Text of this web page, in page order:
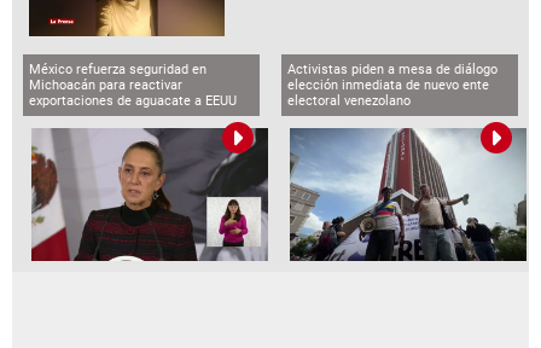
México refuerza seguridad en
Michoacán para reactivar
exportaciones de aguacate a EEUU
Activistas piden a mesa de diálogo
elección inmediata de nuevo ente
electoral venezolano